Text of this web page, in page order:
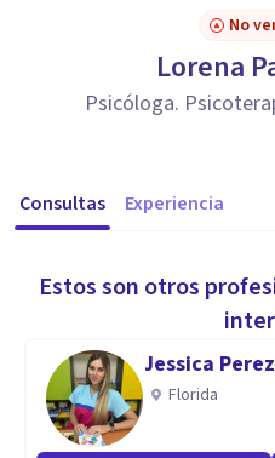
No
Lorena
Psicóloga.
Consultas Experiencia
Estos son otros
Jessica
Florida